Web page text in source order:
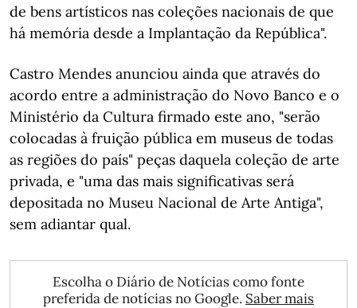
de bens artísticos nas coleções nacionais de que
há memória desde a Implantação da República".
Castro Mendes anunciou ainda que através do
acordo entre a administração do Novo Banco e o
Ministério da Cultura firmado este ano, "serão
colocadas à fruição pública em museus de todas
as regiões do país" peças daquela coleção de arte
privada, e "uma das mais significativas será
depositada no Museu Nacional de Arte Antiga",
sem adiantar qual.
Escolha o Diário de Notícias como fonte
preferida de notícias no Google. Saber mais